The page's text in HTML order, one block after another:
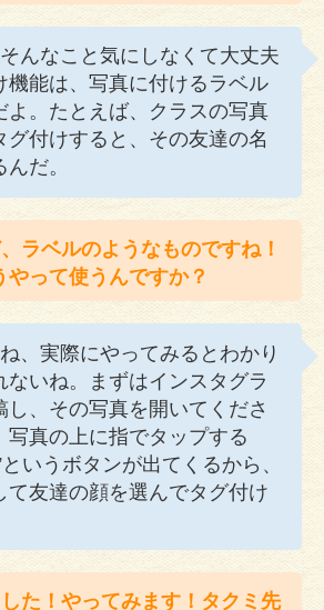
んなこと気にしなくて大丈夫
機能は、写真に付けるラベル
よ。たとえば、クラスの写真
グ付けすると、その友達の名
だ。
ラベルのようなものですね！
やって使うんですか？
、実際にやってみるとわかり
ないね。まずはインスタグラ
し、その写真を開いてくださ
写真の上に指でタップする
いうボタンが出てくるから、
て友達の顔を選んでタグ付け
た！やってみます！タクミ先